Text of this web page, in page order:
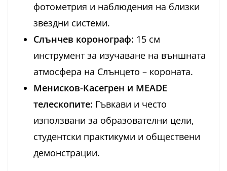
фотометрия и наблюдения на близки
звездни системи.
Слънчев коронограф: 15 см
инструмент за изучаване на външната
атмосфера на Слънцето – короната.
Менисков-Касегрен и MEADE
телескопите: Гъвкави и често
използвани за образователни цели,
студентски практикуми и обществени
демонстрации.